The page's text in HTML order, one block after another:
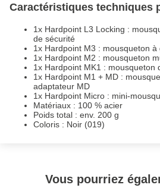
Caractéristiques techniques
1x Hardpoint L3 Locking :
de sécurité
1x Hardpoint M3 : mousqueton
1x Hardpoint M2 : mousqueton
1x Hardpoint MK1 : mousqueton
1x Hardpoint M1 + MD :
adaptateur MD
1x Hardpoint Micro : mini-
Matériaux : 100 % acier
Poids total : env. 200 g
Coloris : Noir (019)
Vous pourriez